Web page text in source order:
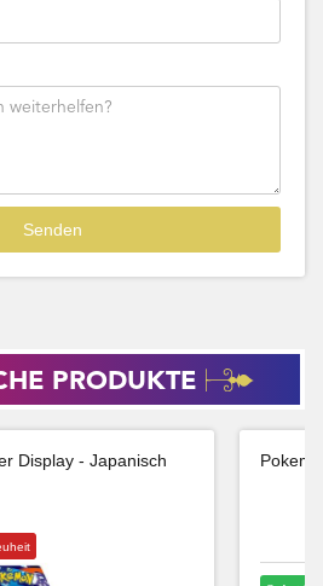
PRODUKTE
Display - Japanisch